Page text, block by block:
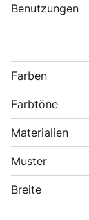
Benutzungen
Farben
Farbtöne
Materialien
Muster
Breite